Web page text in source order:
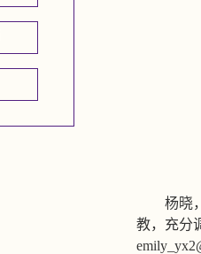
杨晓
教，充分